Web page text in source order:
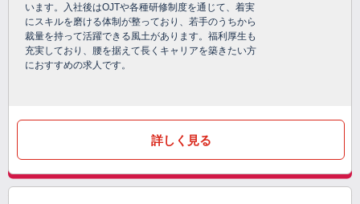
います。入社後はOJTや各種研修制度を通じて、着実
にスキルを磨ける体制が整っており、若手のうちから
裁量を持って活躍できる風土があります。福利厚生も
充実しており、腰を据えて長くキャリアを築きたい方
におすすめの求人です。
詳しく見る